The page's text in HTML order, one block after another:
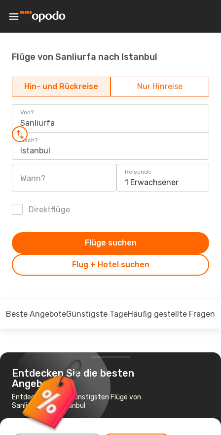
Flüge von Sanliurfa nach Istanbul
Hin- und Rückreise Nur Hinreise
Von?
Sanliurfa
Nach?
Istanbul
Wann?
Reisende
1 Erwachsener
Direktflüge
Flug + Hotel suchen
Flüge suchen
Beste AngeboteGünstigste TageHäufig gestellte Fragen
Entdecken Sie die besten
Angebote
Entdecken Sie die günstigsten Flüge von
Sanliurfa nach Istanbul